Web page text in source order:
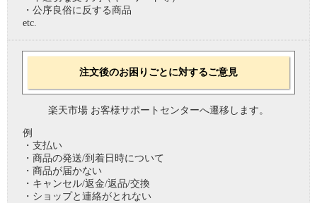
・公序良俗に反する商品
etc.
注文後のお困りごとに対するご意見
楽天市場 お客様サポートセンターへ遷移します。
例
・支払い
・商品の発送/到着日時について
・商品が届かない
・キャンセル/返金/返品/交換
・ショップと連絡がとれない